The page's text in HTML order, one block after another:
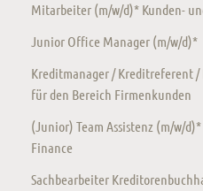
Mitarbeiter (m/w/d)* Kunden-
Junior Office Manager (m/w/d)*
Kreditmanager / Kreditreferent
für den Bereich Firmenkunden
(Junior) Team Assistenz (m/w/
Finance
Sachbearbeiter